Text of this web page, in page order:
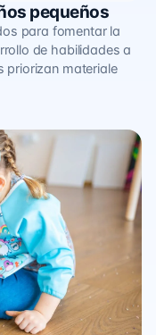
pequeños
para fomentar la
de habilidades a
priorizan materiale